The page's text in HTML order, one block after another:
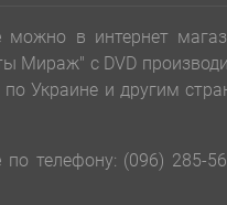
можно в интернет
Мираж" с DVD
Украине и другим
по телефону: (096) 285-